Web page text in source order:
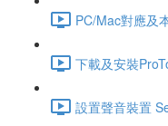
PC/Mac對應及
下載及安裝
設置聲音裝置